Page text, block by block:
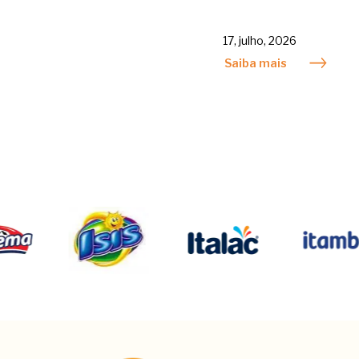
17, julho, 2026
Saiba mais